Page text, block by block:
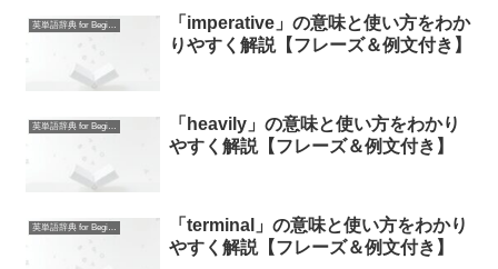
英単語辞典 for Beginners
「imperative」の意味と使い方をわか
りやすく解説【フレーズ＆例文付き】
英単語辞典 for Beginners
「heavily」の意味と使い方をわかり
やすく解説【フレーズ＆例文付き】
英単語辞典 for Beginners
「terminal」の意味と使い方をわかり
やすく解説【フレーズ＆例文付き】